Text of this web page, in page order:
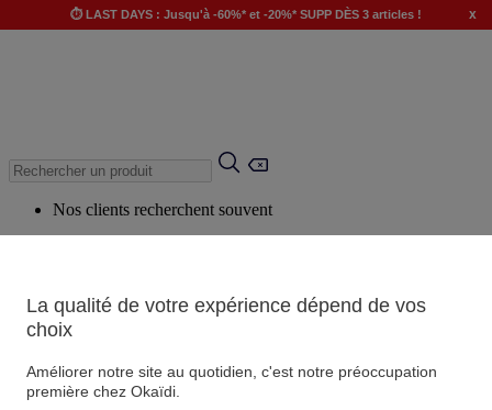
⏱️ LAST DAYS : Jusqu'à -60%* et -20%* SUPP DÈS 3 articles ! x
Nos clients recherchent souvent
Produits suggérés
Voir tous les produits
La qualité de votre expérience dépend de vos
choix
Améliorer notre site au quotidien, c'est notre préoccupation
première chez Okaïdi.